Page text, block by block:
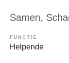
Samen,
FUNCTIE
Helpende